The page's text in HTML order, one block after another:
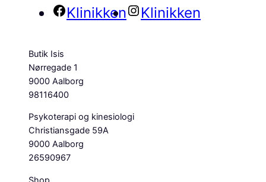
Klinikken
Klinikken
Butik Isis
Nørregade 1
9000 Aalborg
98116400
Psykoterapi og kinesiologi
Christiansgade 59A
9000 Aalborg
26590967